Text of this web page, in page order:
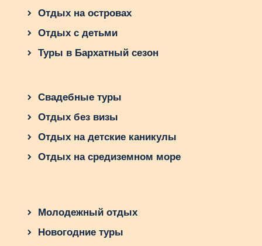
Отдых на островах
Отдых с детьми
Туры в Бархатный сезон
Свадебные туры
Отдых без визы
Отдых на детские каникулы
Отдых на средиземном море
Молодежный отдых
Новогодние туры